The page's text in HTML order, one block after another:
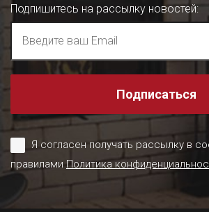
Подпишитесь на рассылку новостей:
Подписаться
Я согласен получать рассылку в
правиламиПолитика